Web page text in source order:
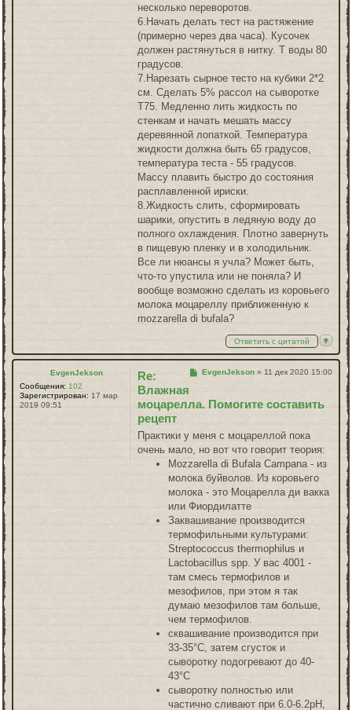
несколько переворотов.
6.Начать делать тест на растяжение
(примерно через два часа). Кусочек
должен растянуться в нитку. Т воды 80
градусов.
7.Нарезать сырное тесто на кубики 2*2
см. Сделать 5% рассол на сыворотке
Т75. Медленно лить жидкость по
стенкам и начать мешать массу
деревянной лопаткой. Температура
жидкости должна быть 65 градусов,
температура теста - 55 градусов.
Массу плавить быстро до состояния
расплавленной ириски.
8.Жидкость слить, сформировать
шарики, опустить в ледяную воду до
полного охлаждения. Плотно завернуть
в пищевую пленку и в холодильник.
Все ли нюансы я учла? Может быть,
что-то упустила или не поняла? И
вообще возможно сделать из коровьего
молока моцареллу приближенную к
mozzarella di bufala?
Ответить с цитатой
EvgenJekson
Сообщения: 102
Зарегистрирован: 17 мар
2019 09:51
Сообщение
EvgenJekson » 11 дек 2020 15:00
Re:
Влажная
моцарелла. Помогите составить
рецепт
Практики у меня с моцареллой пока
очень мало, но вот что говорит теория:
Mozzarella di Bufala Campana - из
молока буйволов. Из коровьего
молока - это Моцарелла ди вакка
или Фиордилатте
Заквашивание производится
термофильными культурами:
Streptococcus thermophilus и
Lactobacillus spp. У вас 4001 -
там смесь термофилов и
мезофилов, при этом я так
думаю мезофилов там больше,
чем термофилов.
сквашивание производится при
33-35°C, затем сгусток и
сыворотку подогревают до 40-
43°C
сыворотку полностью или
частично сливают при 6.0-6.2pH,